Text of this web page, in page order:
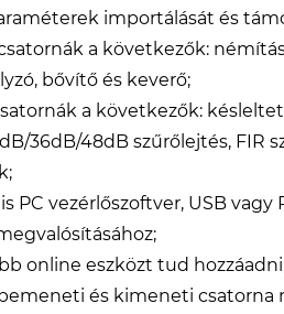
importálását és
a következők:
bővítő és keverő;
a következők:
36dB/48dB szűrőlejtés, FIR
PC vezérlőszoftver, USB
online eszközt tud
és kimeneti csatorna